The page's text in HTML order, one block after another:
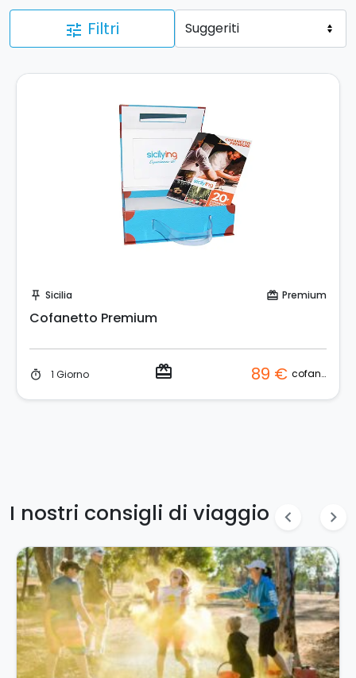
tune Filtri
push_pin Sicilia card_giftcard Premium
Cofanetto Premium
timer 1 Giorno redeem 89 € cofanetto
I nostri consigli di viaggio chevron_left chevron_right